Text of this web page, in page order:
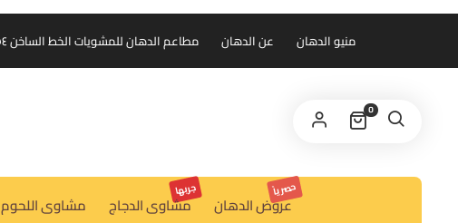
مطاعم الدهان للمشويات الخط الساخن ١٩٥٥٤ عن الدهان منيو الدهان
0
مشاوى اللحوم مشاوى الدجاج
جربها
عروض الدهان
حصرياً